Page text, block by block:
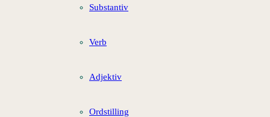
Substantiv
Verb
Adjektiv
Ordstilling